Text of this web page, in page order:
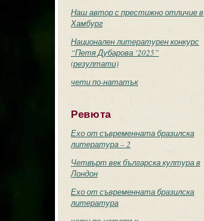
Наш автор с престижно отличие в
Хамбург
Национален литературен конкурс
“Петя Дубарова ‘2025”
(резултати)
чети по-нататък
Ревюта
Ехо от съвременната бразилска
литература – 2
Четвърт век българска култура в
Лондон
Ехо от съвременната бразилска
литература